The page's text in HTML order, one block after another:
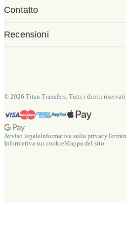
Contatto
Recensioni
© 2026 Titan Transfers. Tutti i diritti
Avviso legaleInformativa sulla privacy
Informativa sui cookieMappa del sito